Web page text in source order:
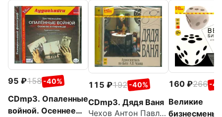
95 158 -40%
CDmp3. Опаленные
войной. Осеннее
115 192 -40%
CDmp3. Дядя Ваня
Чехов Антон Павлович
160 266 -
Великие
бизнесмены